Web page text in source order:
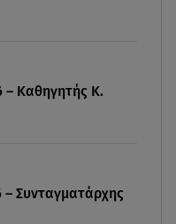
οχημάτων και
εξομολόγηση
– Καθηγητής Κ.
– Συνταγματάρχης